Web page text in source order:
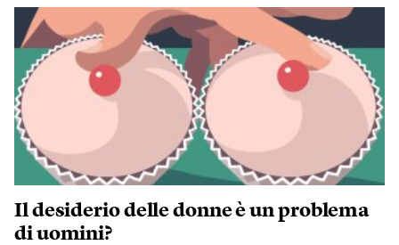
Il desiderio delle donne è un problema
di uomini?